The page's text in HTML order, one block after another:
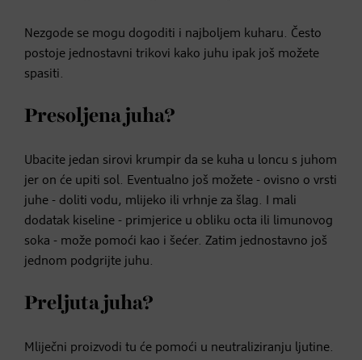
Nezgode se mogu dogoditi i najboljem kuharu. Često
postoje jednostavni trikovi kako juhu ipak još možete
spasiti.
Presoljena juha?
Ubacite jedan sirovi krumpir da se kuha u loncu s juhom
jer on će upiti sol. Eventualno još možete - ovisno o vrsti
juhe - doliti vodu, mlijeko ili vrhnje za šlag. I mali
dodatak kiseline - primjerice u obliku octa ili limunovog
soka - može pomoći kao i šećer. Zatim jednostavno još
jednom podgrijte juhu.
Preljuta juha?
Mliječni proizvodi tu će pomoći u neutraliziranju ljutine.